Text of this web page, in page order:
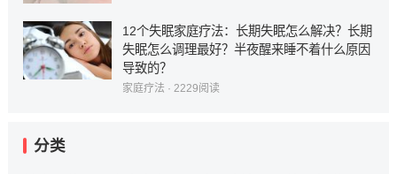
12个失眠家庭疗法：长期失眠怎么解决？长期
失眠怎么调理最好？半夜醒来睡不着什么原因
导致的？
家庭疗法 · 2229阅读
分类